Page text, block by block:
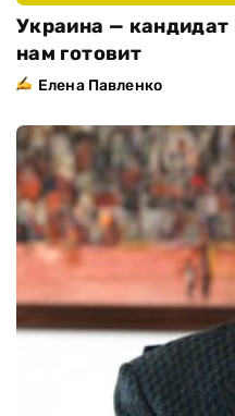
Украина — кандидат
нам готовит
Елена Павленко